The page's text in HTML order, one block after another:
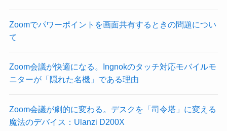
Zoomでパワーポイントを画面共有するときの問題につい
て
Zoom会議が快適になる。Ingnokのタッチ対応モバイルモ
ニターが「隠れた名機」である理由
Zoom会議が劇的に変わる。デスクを「司令塔」に変える
魔法のデバイス：Ulanzi D200X